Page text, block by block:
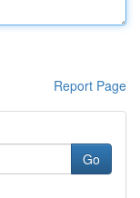
Report Page
Go